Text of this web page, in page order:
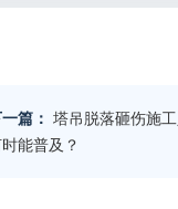
篇： 塔吊脱落砸伤施
能普及？